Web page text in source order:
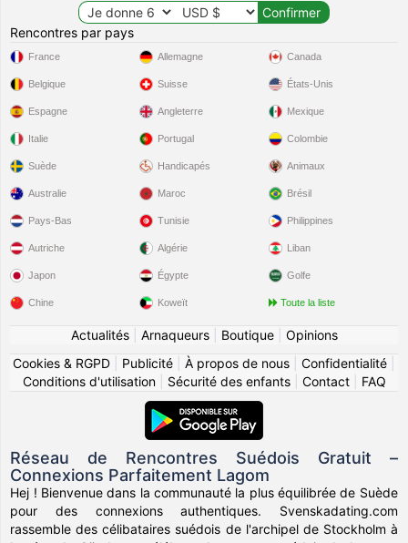
Rencontres par pays
France
Belgique
Espagne
Italie
Suède
Allemagne
Suisse
Angleterre
Portugal
Handicapés
Canada
États-Unis
Mexique
Colombie
Animaux
Australie
Pays-Bas
Autriche
Japon
Chine
Maroc
Tunisie
Algérie
Égypte
Koweït
Brésil
Philippines
Liban
Golfe
Toute la liste
Actualités| Arnaqueurs| Boutique| Opinions
Cookies & RGPD
Publicité À propos de nous Confidentialité
Conditions d'utilisation| Sécurité des enfants| Contact| FAQ
Réseau de Rencontres Suédois Gratuit –
Connexions Parfaitement Lagom
Hej ! Bienvenue dans la communauté la plus équilibrée de Suède
pour des connexions authentiques. Svenskadating.com
rassemble des célibataires suédois de l'archipel de Stockholm à